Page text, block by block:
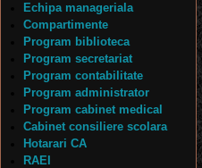
Echipa manageriala
Compartimente
Program biblioteca
Program secretariat
Program contabilitate
Program administrator
Program cabinet medical
Cabinet consiliere scolara
Hotarari CA
RAEI